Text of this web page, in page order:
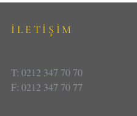
İLETİŞİM
T: 0212 347 70 70
F: 0212 347 70 77